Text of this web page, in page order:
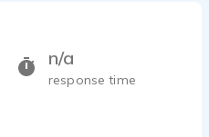
n/a
response time